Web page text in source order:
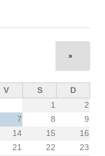
»
V S
D
1
2
7 8
9
14 15
16
21 22
23